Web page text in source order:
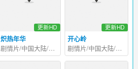
炽热年华
更新HD
剧情片/中国大陆/2025
开心岭
更新HD
剧情片/中国大陆/2025